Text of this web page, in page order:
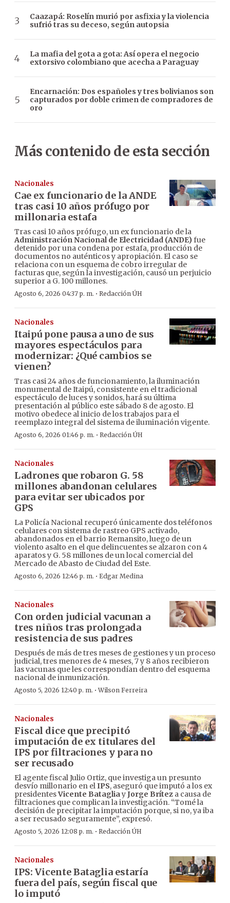
Caazapá: Roselín murió por asfixia y la violencia
sufrió tras su deceso, según autopsia
La mafia del gota a gota: Así opera el negocio
extorsivo colombiano que acecha a Paraguay
Encarnación: Dos españoles y tres bolivianos son
capturados por doble crimen de compradores de
oro
Más contenido de esta sección
Nacionales
Cae ex funcionario de la ANDE
tras casi 10 años prófugo por
millonaria estafa
Tras casi 10 años prófugo, un ex funcionario de la
Administración Nacional de Electricidad (ANDE)fue
detenido por una condena por estafa, producción de
documentos no auténticos y apropiación. El caso se
relaciona con un esquema de cobro irregular de
facturas que, según la investigación, causó un perjuicio
superior a G. 100 millones.
Agosto 6, 2026 04:37 p. m. · Redacción ÚH
Nacionales
Itaipú pone pausa a uno de sus
mayores espectáculos para
modernizar: ¿Qué cambios se
vienen?
Tras casi 24 años de funcionamiento, la iluminación
monumental de Itaipú, consistente en el tradicional
espectáculo de luces y sonidos, hará su última
presentación al público este sábado 8 de agosto. El
motivo obedece al inicio de los trabajos para el
reemplazo integral del sistema de iluminación vigente.
Agosto 6, 2026 01:46 p. m. · Redacción ÚH
Nacionales
Ladrones que robaron G. 58
millones abandonan celulares
para evitar ser ubicados por
GPS
La Policía Nacional recuperó únicamente dos teléfonos
celulares con sistema de rastreo GPS activado,
abandonados en el barrio Remansito, luego de un
violento asalto en el que delincuentes se alzaron con 4
aparatos y G. 58 millones de un local comercial del
Mercado de Abasto de Ciudad del Este.
Agosto 6, 2026 12:46 p. m. · Edgar Medina
Nacionales
Con orden judicial vacunan a
tres niños tras prolongada
resistencia de sus padres
Después de más de tres meses de gestiones y un proceso
judicial, tres menores de 4 meses, 7 y 8 años recibieron
las vacunas que les correspondían dentro del esquema
nacional de inmunización.
Agosto 5, 2026 12:40 p. m. ·Wilson Ferreira
Nacionales
Fiscal dice que precipitó
imputación de ex titulares del
IPS por filtraciones y para no
ser recusado
El agente fiscal Julio Ortiz, que investiga un presunto
desvío millonario en elIPS, aseguró que imputó a los ex
presidentesVicente BatagliayJorge Brítez a causa de
filtraciones que complican la investigación. “Tomé la
decisión de precipitar la imputación porque, si no, ya iba
a ser recusado seguramente”, expresó.
Agosto 5, 2026 12:08 p. m. · Redacción ÚH
Nacionales
IPS: Vicente Bataglia estaría
fuera del país, según fiscal que
lo imputó